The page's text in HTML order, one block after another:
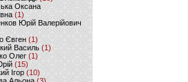
Оксана
(1)
Юрій Валерійович
Євген (1)
Василь (1)
Олег (1)
(15)
Ігор (10)